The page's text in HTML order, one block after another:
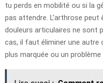
tu perds en mobilité ou si la
pas attendre. L’arthrose
douleurs articulaires ne sont
cas, il faut éliminer une autre
plus marquée ou un